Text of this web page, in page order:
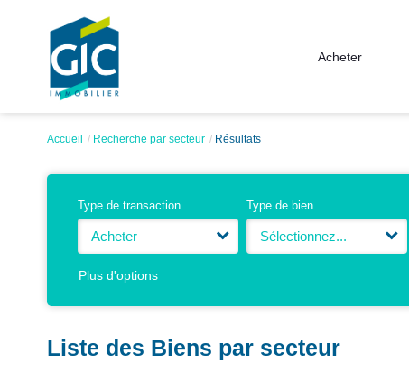
Acheter
Accueil Recherche par secteur Résultats
Type de transaction
Acheter
Type de bien
Sélectionnez...
Plus d'options
Liste des Biens par secteur